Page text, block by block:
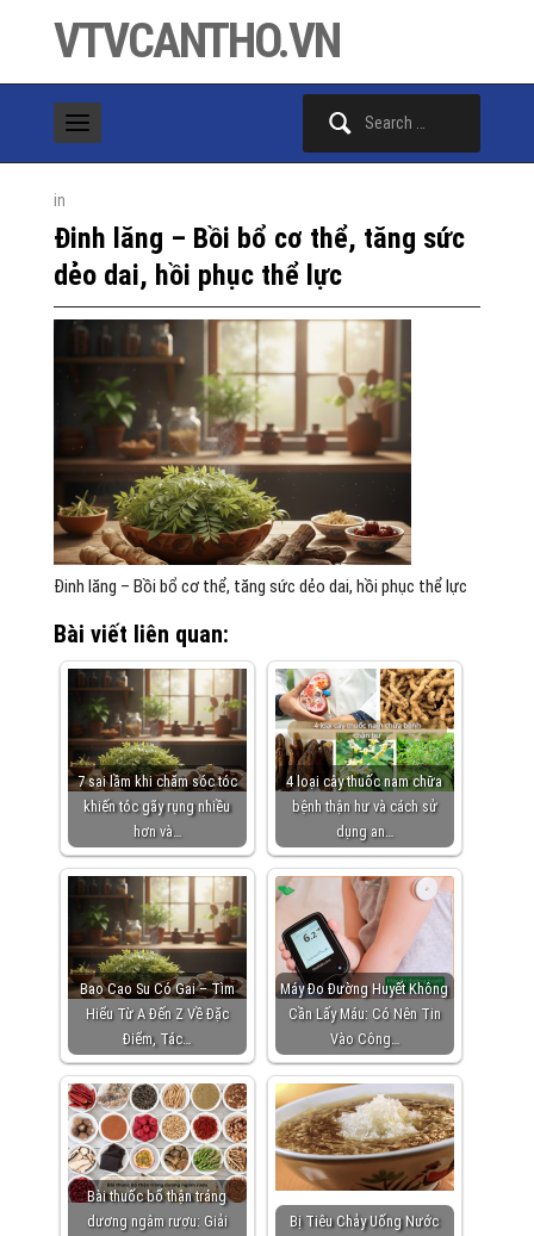
VTVCANTHO.VN
in
Đinh lăng – Bồi bổ cơ thể, tăng sức
dẻo dai, hồi phục thể lực
Đinh lăng – Bồi bổ cơ thể, tăng sức dẻo dai, hồi phục thể lực
Bài viết liên quan:
7 sai lầm khi chăm sóc tóc
khiến tóc gãy rụng nhiều
hơn và…
4 loại cây thuốc nam chữa
bệnh thận hư và cách sử
dụng an…
Bao Cao Su Có Gai – Tìm
Hiểu Từ A Đến Z Về Đặc
Điểm, Tác…
Máy Đo Đường Huyết Không
Cần Lấy Máu: Có Nên Tin
Vào Công…
Bài thuốc bổ thận tráng
dương ngâm rượu: Giải
Bị Tiêu Chảy Uống Nước